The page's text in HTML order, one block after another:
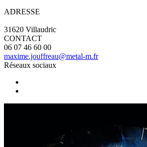
ADRESSE
31620 Villaudric
CONTACT
06 07 46 60 00
maxime.jouffreau@metal-m.fr
Réseaux sociaux